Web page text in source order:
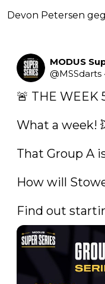
Devon Petersen
MODUS
@MSSdarts ·
🚨 THE WEEK
What a week!
That Group A
How will